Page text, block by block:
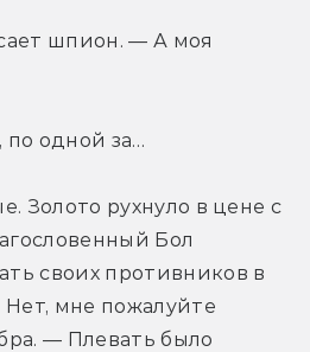
шпион. — А моя
одной за…
Золото рухнуло в цене с
Бол
своих противников в
Нет, мне пожалуйте
— Плевать было